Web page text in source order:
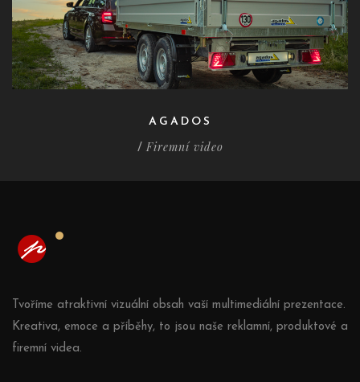
AGADOS
/ Firemní video
Tvoříme atraktivní vizuální obsah vaší multimediální prezentace.
Kreativa, emoce a příběhy, to jsou naše reklamní, produktové a
firemní videa.